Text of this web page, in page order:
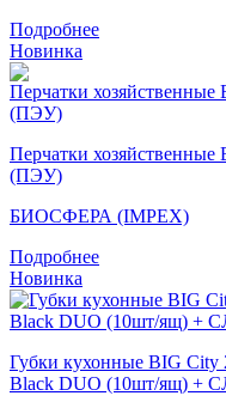
Подробнее
Новинка
Перчатки
(ПЭУ)
БИОСФЕРА (IMPEX)
Подробнее
Новинка
Губки кухонные BIG City
Black DUO (10шт/ящ) +